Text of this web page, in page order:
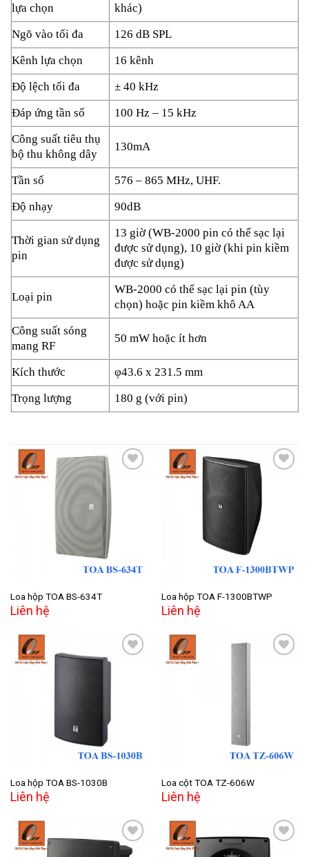
lựa chọn
khác)
Ngõ vào tối đa
126 dB SPL
Kênh lựa chọn
16 kênh
Độ lệch tối đa
± 40 kHz
Đáp ứng tần số
100 Hz – 15 kHz
Công suất tiêu thụ
bộ thu không dây
130mA
Tần số
576 – 865 MHz, UHF.
Độ nhạy
90dB
Thời gian sử dụng
pin
13 giờ (WB-2000 pin có thể sạc lại
được sử dụng), 10 giờ (khi pin kiềm
được sử dụng)
Loại pin
WB-2000 có thể sạc lại pin (tùy
chọn) hoặc pin kiềm khô AA
Công suất sóng
mang RF
50 mW hoặc ít hơn
Kích thước
φ43.6 x 231.5 mm
Trọng lượng
180 g (với pin)
Loa hộp TOA BS-634T
Liên hệ
Loa hộp TOA F-1300BTWP
Liên hệ
Loa hộp TOA BS-1030B
Liên hệ
Loa cột TOA TZ-606W
Liên hệ